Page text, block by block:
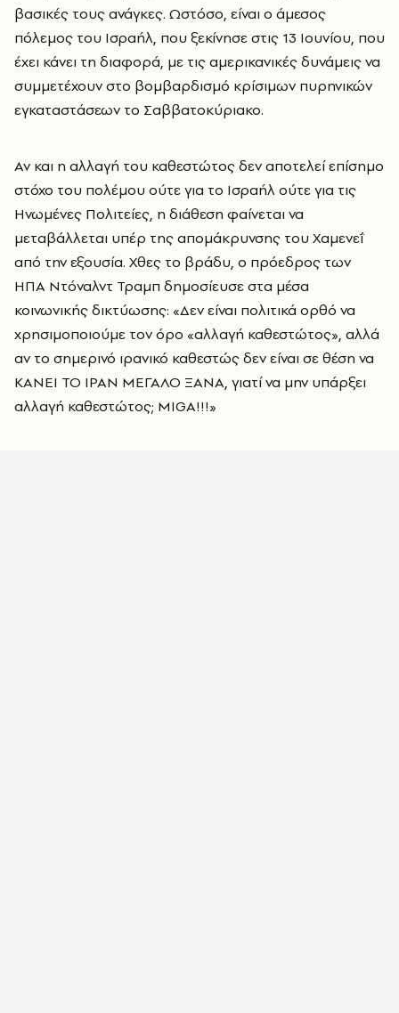
βασικές τους ανάγκες. Ωστόσο, είναι ο άμεσος
πόλεμος του Ισραήλ, που ξεκίνησε στις 13 Ιουνίου, που
έχει κάνει τη διαφορά, με τις αμερικανικές δυνάμεις να
συμμετέχουν στο βομβαρδισμό κρίσιμων πυρηνικών
εγκαταστάσεων το Σαββατοκύριακο.
Αν και η αλλαγή του καθεστώτος δεν αποτελεί επίσημο
στόχο του πολέμου ούτε για το Ισραήλ ούτε για τις
Ηνωμένες Πολιτείες, η διάθεση φαίνεται να
μεταβάλλεται υπέρ της απομάκρυνσης του Χαμενεΐ
από την εξουσία. Χθες το βράδυ, ο πρόεδρος των
ΗΠΑ Ντόναλντ Τραμπ δημοσίευσε στα μέσα
κοινωνικής δικτύωσης: «Δεν είναι πολιτικά ορθό να
χρησιμοποιούμε τον όρο «αλλαγή καθεστώτος», αλλά
αν το σημερινό ιρανικό καθεστώς δεν είναι σε θέση να
ΚΑΝΕΙ ΤΟ ΙΡΑΝ ΜΕΓΑΛΟ ΞΑΝΑ, γιατί να μην υπάρξει
αλλαγή καθεστώτος; MIGA!!!»